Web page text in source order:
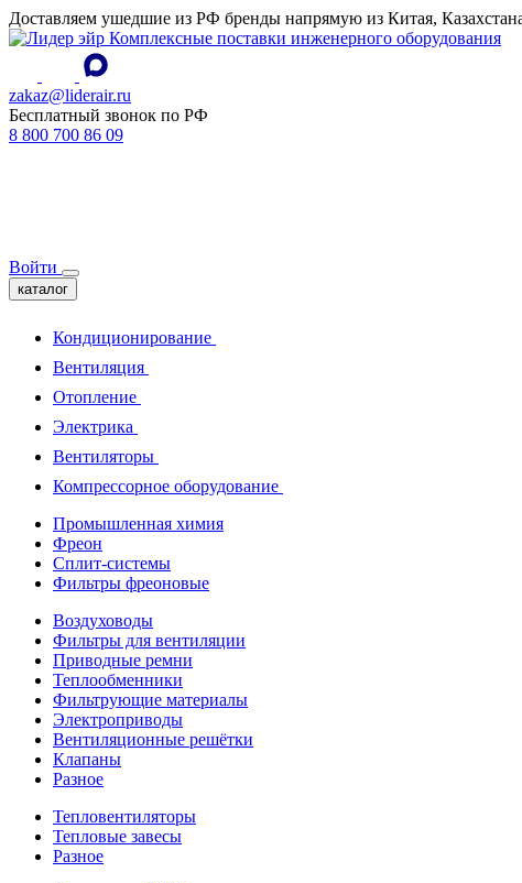
Доставляем ушедшие из РФ бренды напрямую из Китая,
Комплексные поставки инженерного оборудования
zakaz@liderair.ru
Бесплатный звонок по РФ
8 800 700 86 09
Войти
каталог
Кондиционирование
Вентиляция
Отопление
Электрика
Вентиляторы
Компрессорное оборудование
Промышленная химия
Фреон
Сплит-системы
Фильтры фреоновые
Воздуховоды
Фильтры для вентиляции
Приводные ремни
Теплообменники
Фильтрующие материалы
Электроприводы
Вентиляционные решётки
Клапаны
Разное
Тепловентиляторы
Тепловые завесы
Разное